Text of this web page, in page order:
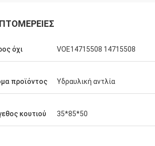
όχι VOE14715508 14715508
προϊόντος Υδραυλική αντλία
κουτιού 35*85*50